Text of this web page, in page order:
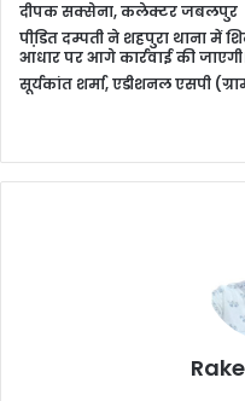
दीपक सक्सेना, कलेक्टर जबलपुर
पीडि़त दम्पती ने शहपुरा थाना में
आधार पर आगे कार्रवाई की
सूर्यकांत शर्मा, एडीशनल एसपी